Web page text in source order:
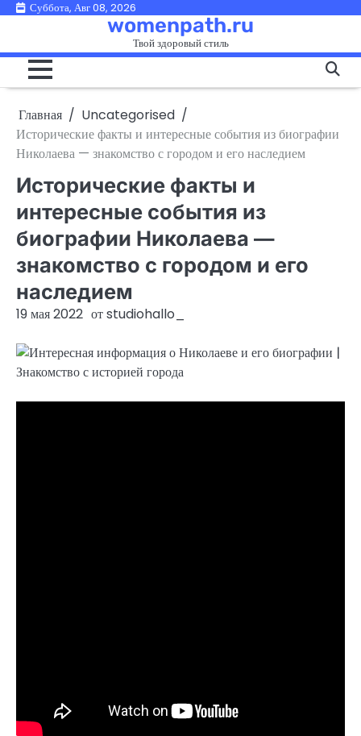
ПерейтиСуббота, Авг 08, 2026
womenpath.ru
Твой здоровый стиль
Главная
Uncategorised
Исторические факты и интересные события из биографии
Николаева — знакомство с городом и его наследием
Исторические факты и
интересные события из
биографии Николаева —
знакомство с городом и его
наследием
19 мая 2022 отstudiohallo_